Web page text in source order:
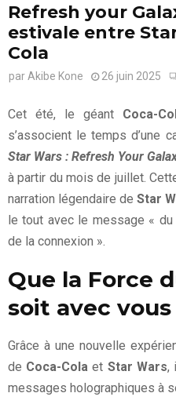
Refresh your
estivale entre
Cola
par Akibe Kone 26 juin 2025
Cet été, le géant Coca-
s’associent le temps d’une
Star Wars : Refresh Your
à partir du mois de juillet.
narration légendaire de Star
le tout avec le message «
de la connexion ».
Que la Force
soit avec vous
Grâce à une nouvelle
de Coca-Cola et Star Wars,
messages holographiques à